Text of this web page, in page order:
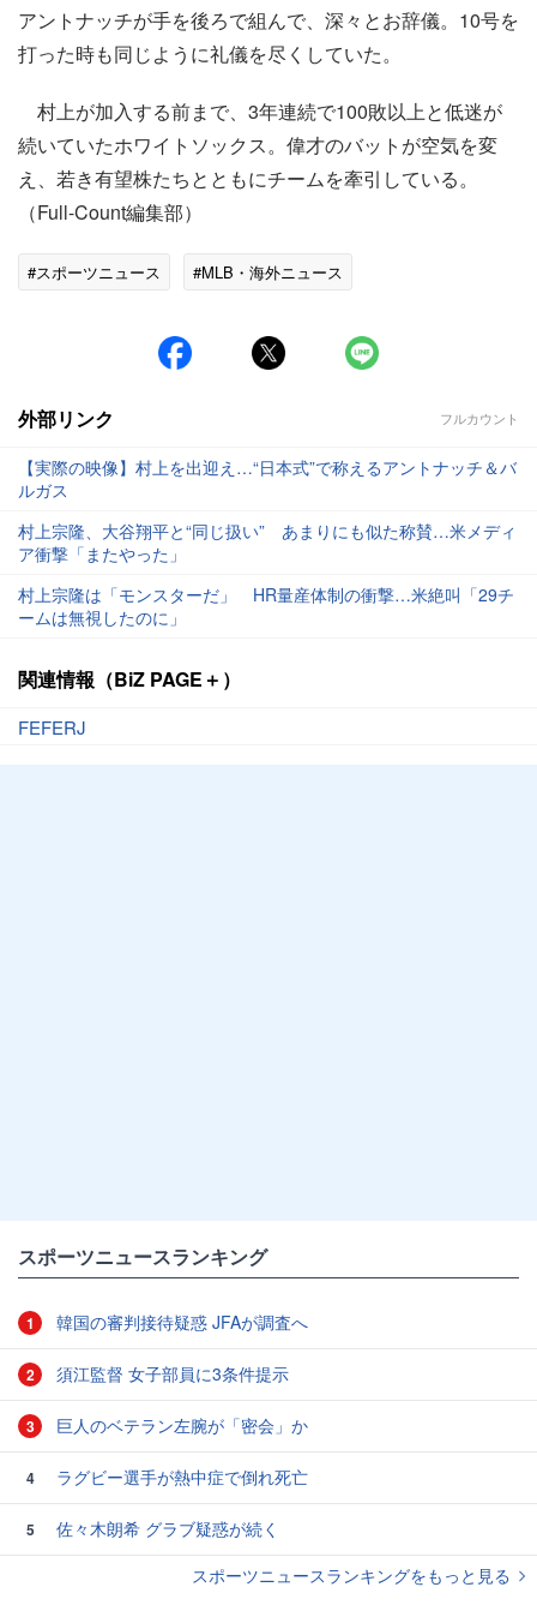
アントナッチが手を後ろで組んで、深々とお辞儀。10号を
打った時も同じように礼儀を尽くしていた。
村上が加入する前まで、3年連続で100敗以上と低迷が
続いていたホワイトソックス。偉才のバットが空気を変
え、若き有望株たちとともにチームを牽引している。
（Full-Count編集部）
#スポーツニュース #MLB・海外ニュース
外部リンク フルカウント
【実際の映像】村上を出迎え…“日本式”で称えるアントナッチ＆バ
ルガス
村上宗隆、大谷翔平と“同じ扱い” あまりにも似た称賛…米メディ
ア衝撃「またやった」
村上宗隆は「モンスターだ」 HR量産体制の衝撃…米絶叫「29チ
ームは無視したのに」
関連情報（BiZ PAGE＋）
FEFERJ
スポーツニュースランキング
1 韓国の審判接待疑惑 JFAが調査へ
2 須江監督 女子部員に3条件提示
3 巨人のベテラン左腕が「密会」か
4 ラグビー選手が熱中症で倒れ死亡
5
佐々木朗希 グラブ疑惑が続く
スポーツニュースランキングをもっと見る